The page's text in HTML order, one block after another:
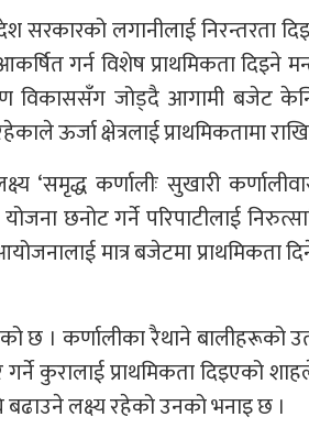
सरकारको लगानीलाई निरन्तरता
गर्न विशेष प्राथमिकता दिइने
विकाससँग जोड्दै आगामी बजेट
ऊर्जा क्षेत्रलाई प्राथमिकतामा
‘समृद्ध कर्णालीः सुखारी
छनोट गर्ने परिपाटीलाई
मात्र बजेटमा प्राथमिकता
छ । कर्णालीका रैथाने बालीहरूको
गर्ने कुरालाई प्राथमिकता दिइएको
बढाउने लक्ष्य रहेको उनको भनाइ छ ।